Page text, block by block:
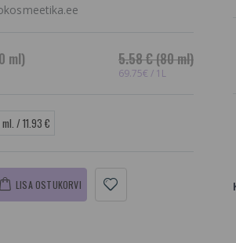
ml) 5.58 €(80 ml)
69.75€ / 1L
/ 11.93 €
LISA OSTUKORVI